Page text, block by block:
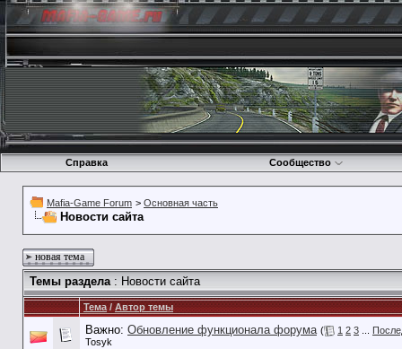
Справка Сообщество
Mafia-Game Forum > Основная часть
Новости сайта
новая тема
Темы раздела: Новости сайта
Тема/Автор темы
Важно: Обновление функционала форума ( 1 2 3
Tosyk